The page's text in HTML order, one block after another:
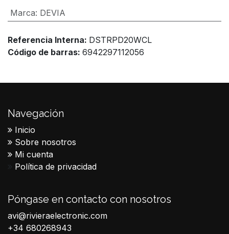
Marca: DEVIA
Referencia Interna: DSTRPD20WCL
Código de barras: 6942297112056
Navegación
Inicio
Sobre nosotros
Mi cuenta
Política de privacidad
Póngase en contacto con nosotros
avi@rivieraelectronic.com
+34 680268943